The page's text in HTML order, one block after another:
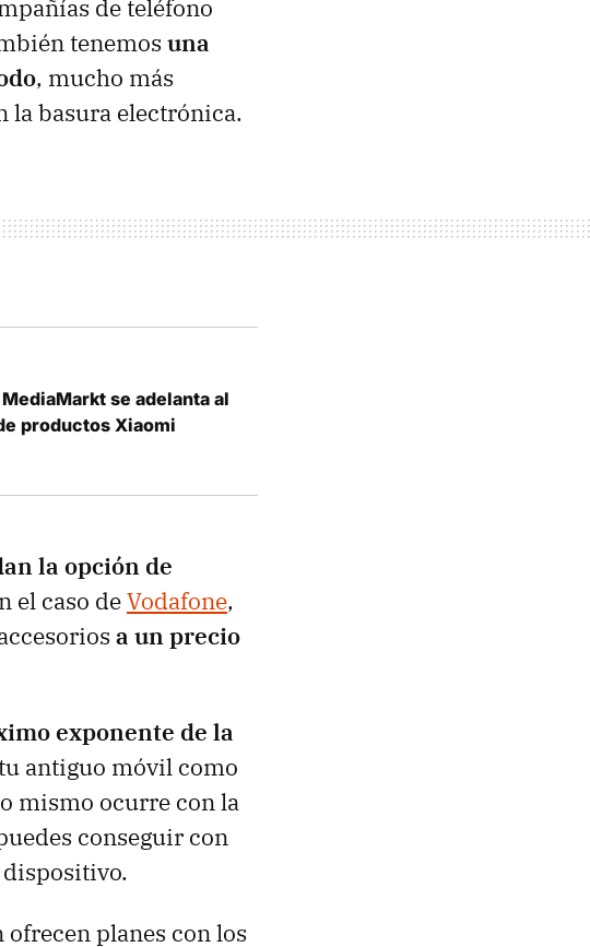
de teléfono
tenemos una
, mucho más
la basura electrónica.
se adelanta al
productos Xiaomi
la opción de
el caso deVodafone,
a un precio
exponente de la
antiguo móvil como
mismo ocurre con la
conseguir con
planes con los